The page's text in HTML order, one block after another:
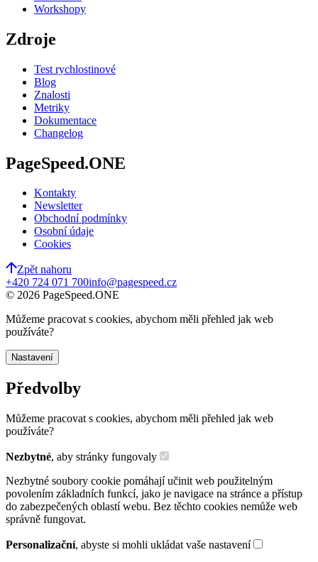
Workshopy
Zdroje
Test rychlostinové
Blog
Znalosti
Metriky
Dokumentace
Changelog
PageSpeed.ONE
Kontakty
Newsletter
Obchodní podmínky
Osobní údaje
Cookies
Zpět nahoru
+420 724 071 700info@pagespeed.cz
© 2026 PageSpeed.ONE
Můžeme pracovat s cookies, abychom měli přehled jak web
používáte?
Nastavení
Předvolby
Můžeme pracovat s cookies, abychom měli přehled jak web
používáte?
Nezbytné, aby stránky fungovaly
Nezbytné soubory cookie pomáhají učinit web použitelným
povolením základních funkcí, jako je navigace na stránce a přístup
do zabezpečených oblastí webu. Bez těchto cookies nemůže web
správně fungovat.
Personalizační, abyste si mohli ukládat vaše nastavení